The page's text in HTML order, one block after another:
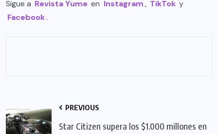
Sigue a Revista Yume en Instagram, TikTok y
Facebook.
PREVIOUS
Star Citizen supera los $1.000 millones en